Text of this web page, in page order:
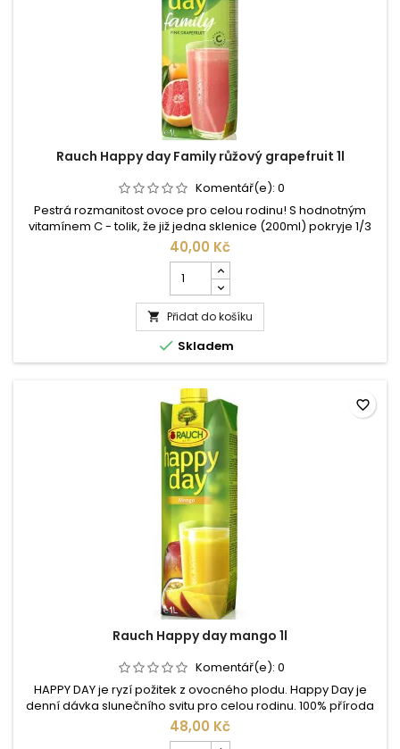
Rauch Happy day Family růžový grapefruit 1l
Komentář(e): 0
Pestrá rozmanitost ovoce pro celou rodinu! S hodnotným
vitamínem C - tolik, že již jedna sklenice (200ml) pokryje 1/3
potřebného denního příjmu. Složení: pitná voda, 30% šťáva z
růžového grapefruitu z koncentrátu, cukr, kyselina: kyselina
citronová, aroma, Vitamin C. ...
40,00 Kč
kusů
produktu
Rauch
Happy
day
Family
grapefruit
1l
 Přidat do košíku
 Skladem
Rauch Happy day mango 1l
Komentář(e): 0
HAPPY DAY je ryzí požitek z ovocného plodu. Happy Day je
denní dávka slunečního svitu pro celou rodinu. 100% příroda
– bez přídavku barviv, konzervačních nebo aromatických
látek. Happy Day – to je nesrovnatelný požitek z přírody.
48,00 Kč
favorite_border